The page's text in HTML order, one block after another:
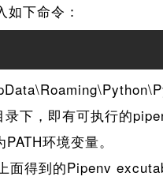
下命令：
下，即有可执行的
环境变量。
得到的Pipenv